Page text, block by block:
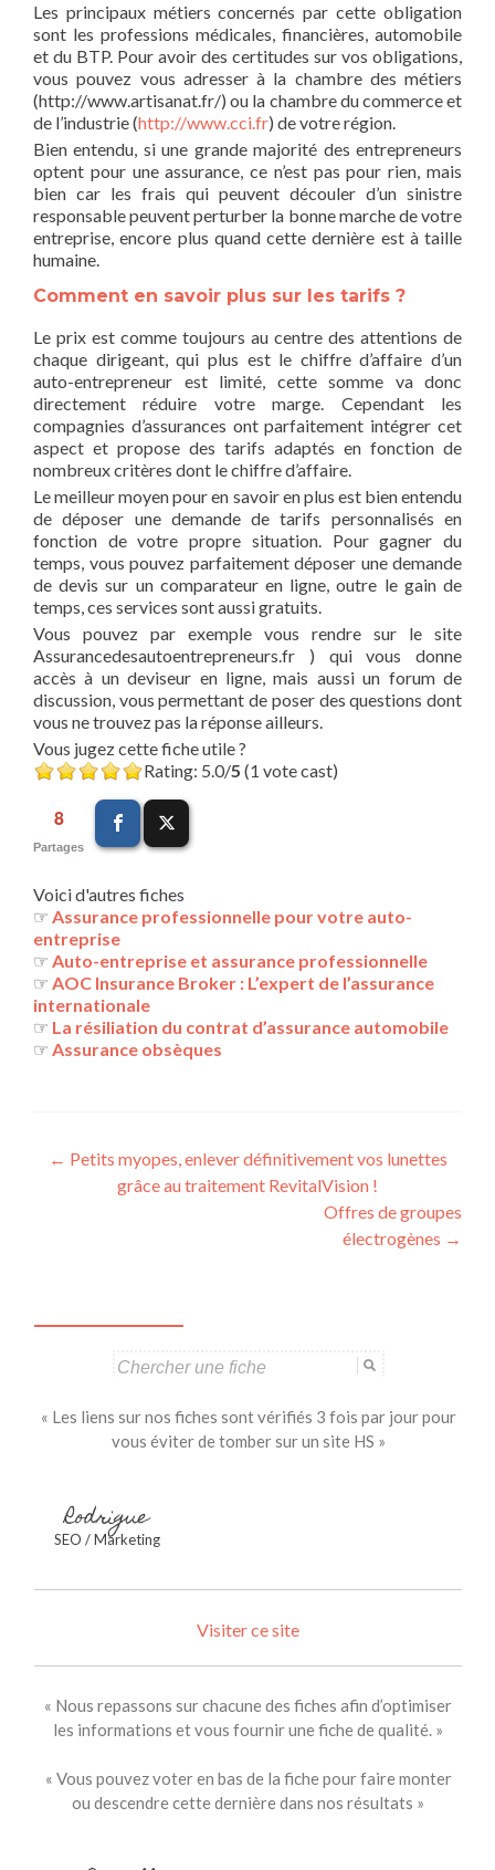
Les principaux métiers concernés par cette obligation
sont les professions médicales, financières, automobile
et du BTP. Pour avoir des certitudes sur vos obligations,
vous pouvez vous adresser à la chambre des métiers
(http://www.artisanat.fr/) ou la chambre du commerce et
de l’industrie (http://www.cci.fr) de votre région.
Bien entendu, si une grande majorité des entrepreneurs
optent pour une assurance, ce n’est pas pour rien, mais
bien car les frais qui peuvent découler d’un sinistre
responsable peuvent perturber la bonne marche de votre
entreprise, encore plus quand cette dernière est à taille
humaine.
Comment en savoir plus sur les tarifs ?
Le prix est comme toujours au centre des attentions de
chaque dirigeant, qui plus est le chiffre d’affaire d’un
auto-entrepreneur est limité, cette somme va donc
directement réduire votre marge. Cependant les
compagnies d’assurances ont parfaitement intégrer cet
aspect et propose des tarifs adaptés en fonction de
nombreux critères dont le chiffre d’affaire.
Le meilleur moyen pour en savoir en plus est bien entendu
de déposer une demande de tarifs personnalisés en
fonction de votre propre situation. Pour gagner du
temps, vous pouvez parfaitement déposer une demande
de devis sur un comparateur en ligne, outre le gain de
temps, ces services sont aussi gratuits.
Vous pouvez par exemple vous rendre sur le site
Assurancedesautoentrepreneurs.fr ) qui vous donne
accès à un deviseur en ligne, mais aussi un forum de
discussion, vous permettant de poser des questions dont
vous ne trouvez pas la réponse ailleurs.
Vous jugez cette fiche utile ?
Rating: 5.0/5 (1 vote cast)
8
Partages
Voici d'autres fiches
☞ Assurance professionnelle pour votre auto-
entreprise
☞ Auto-entreprise et assurance professionnelle
☞ AOC Insurance Broker : L’expert de l’assurance
internationale
☞ La résiliation du contrat d’assurance automobile
☞ Assurance obsèques
Navigation
← Petits myopes, enlever définitivement vos lunettes
grâce au traitement RevitalVision !
Offres de groupes
électrogènes →
« Les liens sur nos fiches sont vérifiés 3 fois par jour pour
vous éviter de tomber sur un site HS »
Rodrigue
SEO / Marketing
Visiter ce site
« Nous repassons sur chacune des fiches afin d’optimiser
les informations et vous fournir une fiche de qualité. »
« Vous pouvez voter en bas de la fiche pour faire monter
ou descendre cette dernière dans nos résultats »